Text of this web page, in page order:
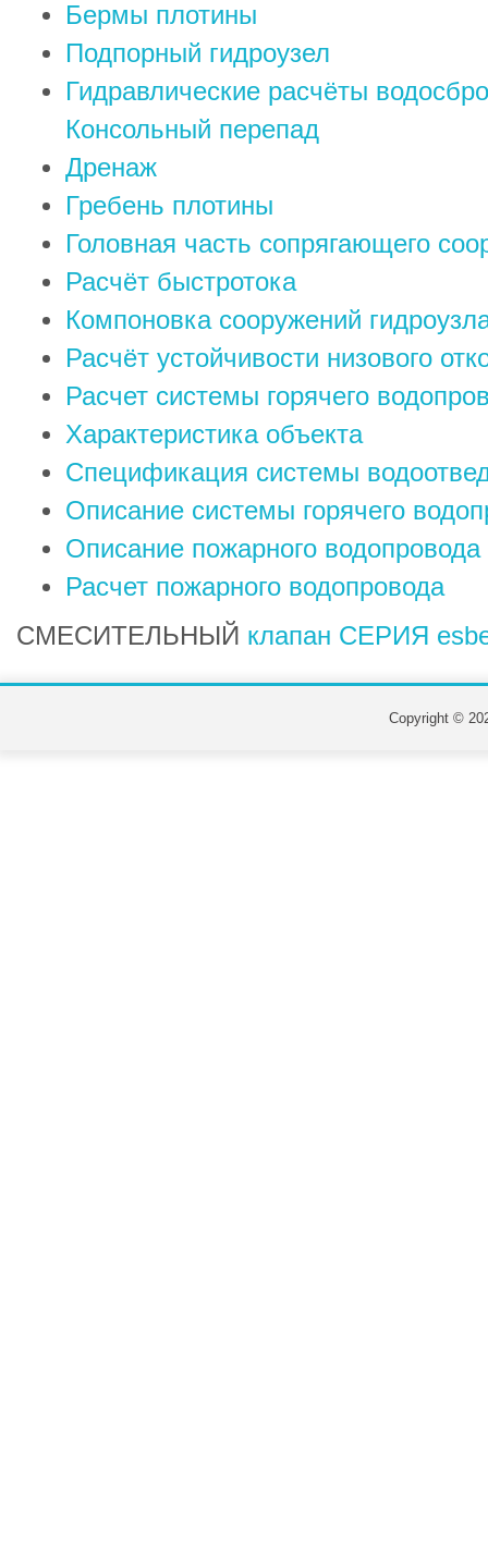
Бермы плотины
Подпорный гидроузел
Гидравлические расчёты
Консольный перепад
Дренаж
Гребень плотины
Головная часть сопрягающего
Расчёт быстротока
Компоновка сооружений
Расчёт устойчивости низового
Расчет системы горячего
Характеристика объекта
Спецификация системы
Описание системы горячего
Описание пожарного водопровода
Расчет пожарного водопровода
СМЕСИТЕЛЬНЫЙ клапан СЕРИЯ
Copyright ©